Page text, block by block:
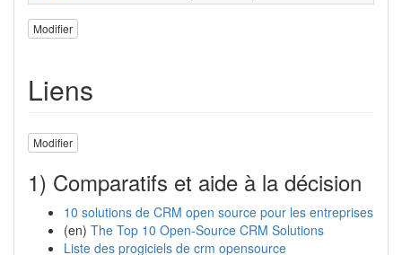
Modifier
Liens
Modifier
1) Comparatifs et aide à la décision
10 solutions de CRM open source pour les entreprises
(en) The Top 10 Open-Source CRM Solutions
Liste des progiciels de crm opensource